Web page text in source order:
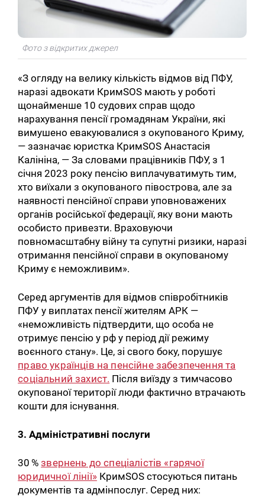
Фото з відкритих джерел
«З огляду на велику кількість відмов від ПФУ,
наразі адвокати КримSOS мають у роботі
щонайменше 10 судових справ щодо
нарахування пенсії громадянам України, які
вимушено евакуювалися з окупованого Криму,
— зазначає юристка КримSOS Анастасія
Калініна, — За словами працівників ПФУ, з 1
січня 2023 року пенсію виплачуватимуть тим,
хто виїхали з окупованого півострова, але за
наявності пенсійної справи уповноважених
органів російської федерації, яку вони мають
особисто привезти. Враховуючи
повномасштабну війну та супутні ризики, наразі
отримання пенсійної справи в окупованому
Криму є неможливим».
Серед аргументів для відмов співробітників
ПФУ у виплатах пенсії жителям АРК —
«неможливість підтвердити, що особа не
отримує пенсію у рф у період дії режиму
воєнного стану». Це, зі свого боку, порушує
право українців на пенсійне забезпечення та
соціальний захист. Після виїзду з тимчасово
окупованої території люди фактично втрачають
кошти для існування.
3. Адміністративні послуги
30 %звернень до спеціалістів «гарячої
юридичної лінії»КримSOS стосуються питань
документів та адмінпослуг. Серед них: